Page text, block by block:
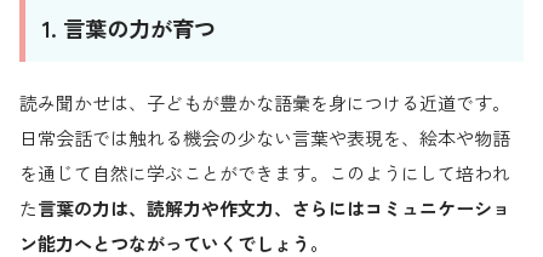
1. 言葉の力が育つ
読み聞かせは、子どもが豊かな語彙を身につける近道です。
日常会話では触れる機会の少ない言葉や表現を、絵本や物語
を通じて自然に学ぶことができます。このようにして培われ
た言葉の力は、読解力や作文力、さらにはコミュニケーショ
ン能力へとつながっていくでしょう。